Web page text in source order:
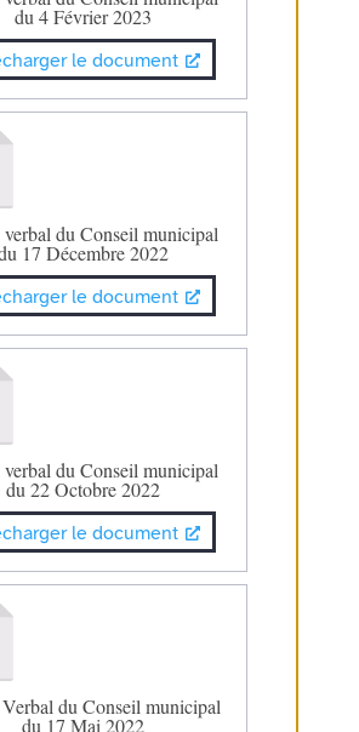
du 4 Février 2023
le document
verbal du Conseil municipal
17 Décembre 2022
le document
verbal du Conseil municipal
du 22 Octobre 2022
le document
du Conseil municipal
du 17 Mai 2022